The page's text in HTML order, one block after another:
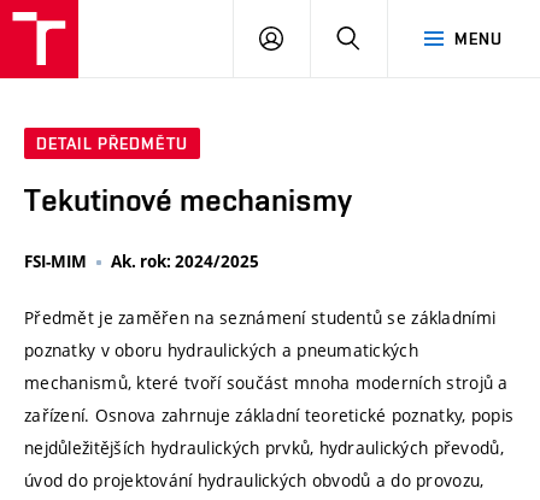
MENU
PŘIHLÁSIT
DETAIL PŘEDMĚTU
Tekutinové mechanismy
FSI-MIM Ak. rok: 2024/2025
Předmět je zaměřen na seznámení studentů se základními
poznatky v oboru hydraulických a pneumatických
mechanismů, které tvoří součást mnoha moderních strojů a
zařízení. Osnova zahrnuje základní teoretické poznatky, popis
nejdůležitějších hydraulických prvků, hydraulických převodů,
úvod do projektování hydraulických obvodů a do provozu,